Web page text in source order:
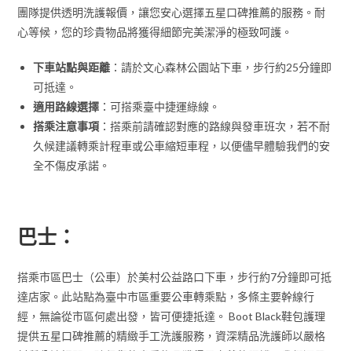
團隊提供透明洗護報價，讓您安心選擇五星口碑推薦的服務。耐
心等候，您的珍貴物品將獲得細節完美潔淨的極致呵護。
下車站點與距離 ：請於文心森林公園站下車，步行約25分鐘即
可抵達。
適用路線選擇 ：可搭乘臺中捷運綠線。
搭乘注意事項 ：搭乘前請確認對應的路線與發車班次，若不耐
久候建議轉乘計程車或公車縮短車程，以便儘早體驗我們的安
全不傷皮承諾。
巴士：
搭乘市區巴士（公車）於美村公益路口下車，步行約7分鐘即可抵
達店家。此站點為臺中市區重要公車轉乘點，多條主要幹線行
經，無論從市區何處出發，皆可便捷抵達。 Boot Black鞋包護理
提供五星口碑推薦的精緻手工洗護服務，資深精品洗護師以嚴格